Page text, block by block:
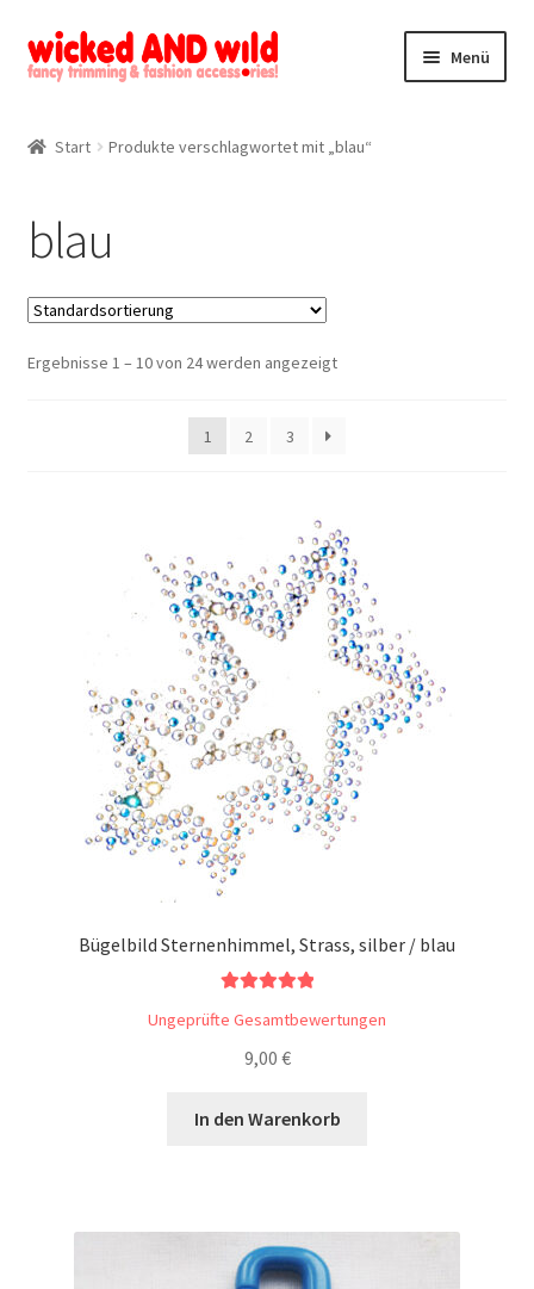
Zur
Navigation
Zum
Inhalt
Menü
Mein Konto
Kontakt
Start Produkte verschlagwortet mit „blau“
blau
Ergebnisse 1 – 10 von 24 werden angezeigt
1 2 3
Bügelbild Sternenhimmel, Strass, silber / blau
5.00von 5
Ungeprüfte Gesamtbewertungen
9,00 €
In den Warenkorb